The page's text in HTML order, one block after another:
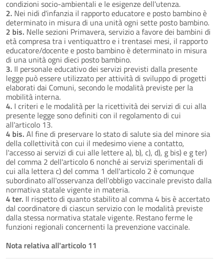
condizioni socio-ambientali e le esigenze dell'utenza.
2. Nei nidi d'infanzia il rapporto educatore e posto bambino è
determinato in misura di una unità ogni sette posto bambino.
2 bis. Nelle sezioni Primavera, servizio a favore dei bambini di
età compresa tra i ventiquattro e i trentasei mesi, il rapporto
educatore/docente e posto bambino è determinato in misura
di una unità ogni dieci posto bambino.
3. Il personale educativo dei servizi previsti dalla presente
legge può essere utilizzato per attività di sviluppo di progetti
elaborati dai Comuni, secondo le modalità previste per la
mobilità interna.
4. I criteri e le modalità per la ricettività dei servizi di cui alla
presente legge sono definiti con il regolamento di cui
all'articolo 13.
4 bis. Al fine di preservare lo stato di salute sia del minore sia
della collettività con cui il medesimo viene a contatto,
l'accesso ai servizi di cui alle lettere a), b), c), d), g bis) e g ter)
del comma 2 dell'articolo 6 nonché ai servizi sperimentali di
cui alla lettera c) del comma 1 dell'articolo 2 è comunque
subordinato all'osservanza dell'obbligo vaccinale previsto dalla
normativa statale vigente in materia.
4 ter. Il rispetto di quanto stabilito al comma 4 bis è accertato
dal coordinatore di ciascun servizio con le modalità previste
dalla stessa normativa statale vigente. Restano ferme le
funzioni regionali concernenti la prevenzione vaccinale.
Nota relativa all'articolo 11